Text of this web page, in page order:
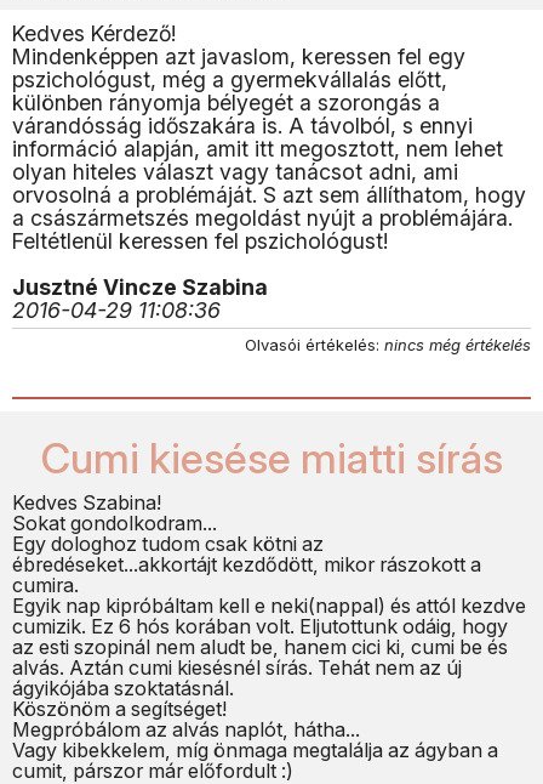
Kedves Kérdező!
Mindenképpen azt javaslom, keressen fel egy
pszichológust, még a gyermekvállalás előtt,
különben rányomja bélyegét a szorongás a
várandósság időszakára is. A távolból, s ennyi
információ alapján, amit itt megosztott, nem lehet
olyan hiteles választ vagy tanácsot adni, ami
orvosolná a problémáját. S azt sem állíthatom, hogy
a császármetszés megoldást nyújt a problémájára.
Feltétlenül keressen fel pszichológust!
Jusztné Vincze Szabina
2016-04-29 11:08:36
Olvasói értékelés: nincs még értékelés
Cumi kiesése miatti sírás
Kedves Szabina!
Sokat gondolkodram...
Egy dologhoz tudom csak kötni az
ébredéseket...akkortájt kezdődött, mikor rászokott a
cumira.
Egyik nap kipróbáltam kell e neki(nappal) és attól kezdve
cumizik. Ez 6 hós korában volt. Eljutottunk odáig, hogy
az esti szopinál nem aludt be, hanem cici ki, cumi be és
alvás. Aztán cumi kiesésnél sírás. Tehát nem az új
ágyikójába szoktatásnál.
Köszönöm a segítséget!
Megpróbálom az alvás naplót, hátha...
Vagy kibekkelem, míg önmaga megtalálja az ágyban a
cumit, párszor már előfordult :)